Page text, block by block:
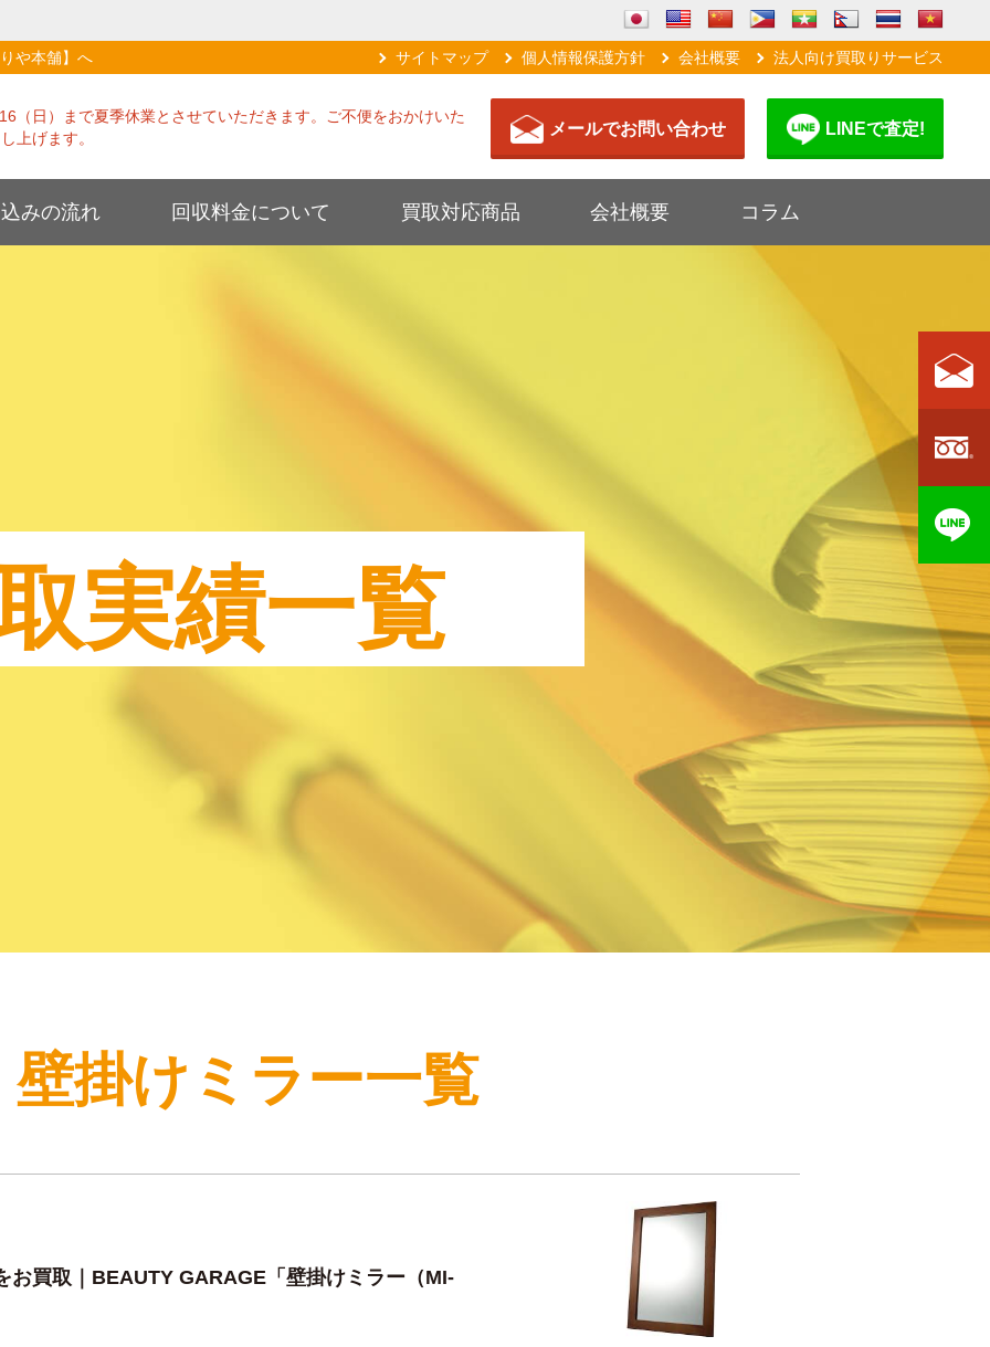
や本舗】へ サイトマップ 個人情報保護方針 会社概要 法人向け買取りサービス
（日）まで夏季休業とさせていただきます。ご不便をおかけいた
上げます。
メールでお問い合わせ LINEで査定!
みの流れ 回収料金について 買取対応商品 会社概要 コラム
実績一覧
壁掛けミラー一覧
お買取｜BEAUTY GARAGE「壁掛けミラー（MI-